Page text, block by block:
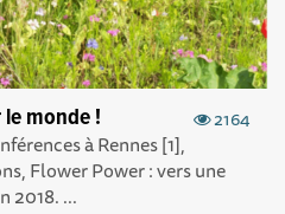
2164
monde !
à Rennes [1],
Flower Power : vers une
2018. ...